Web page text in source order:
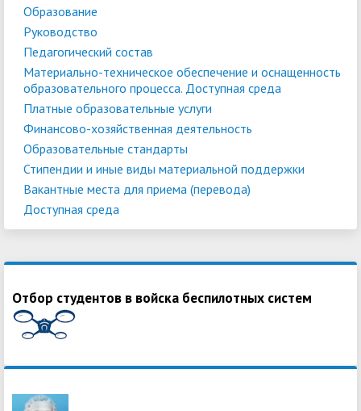
Образование
Руководство
Педагогический состав
Материально-техническое обеспечение и оснащенность
образовательного процесса. Доступная среда
Платные образовательные услуги
Финансово-хозяйственная деятельность
Образовательные стандарты
Стипендии и иные виды материальной поддержки
Вакантные места для приема (перевода)
Доступная среда
Отбор студентов в войска беспилотных систем